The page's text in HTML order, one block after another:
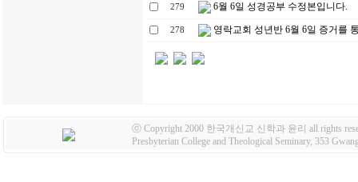
279 6월 6일 성경공부 수정본입니다.
278 영락교회 성년반 6월 6일 증거를
ⓒ Copyright 2000 한국개신교 신학과 윤리 all rights
Presbyterian College and Theological Seminary, 353